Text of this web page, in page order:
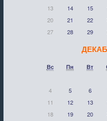
13
14 15
20
21 22
27
28 29
Вс Пн Вт
4
5 6
11
12 13
18
19 20